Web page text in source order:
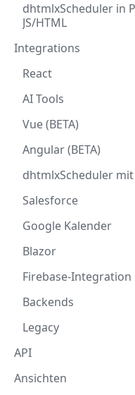
dhtmlxScheduler in
JS/HTML
Integrations
React
AI Tools
Vue (BETA)
Angular (BETA)
dhtmlxScheduler mit
Salesforce
Google Kalender
Blazor
Firebase-Integration
Backends
Legacy
API
Ansichten